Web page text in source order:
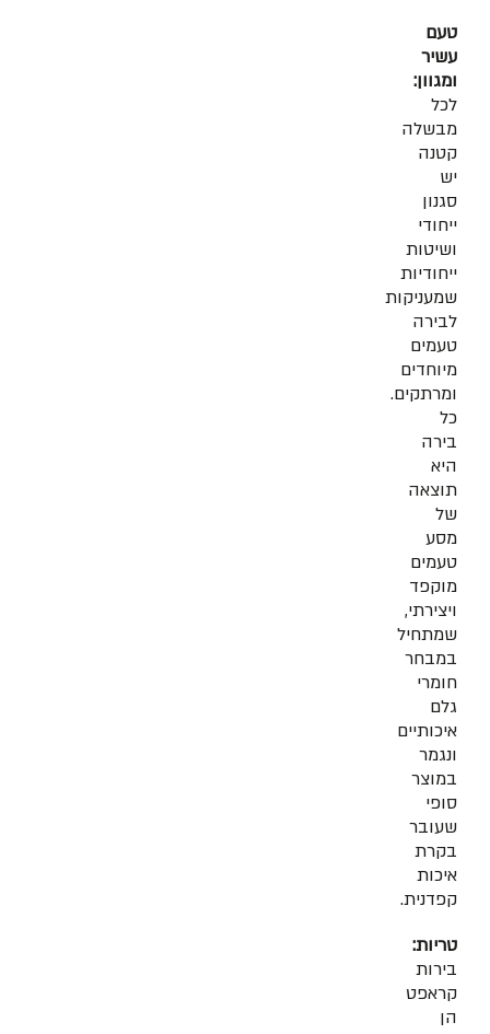
טעם
עשיר
ומגוון:
לכל
מבשלה
קטנה
יש
סגנון
ייחודי
ושיטות
ייחודיות
שמעניקות
לבירה
טעמים
מיוחדים
ומרתקים.
כל
בירה
היא
תוצאה
של
מסע
טעמים
מוקפד
ויצירתי,
שמתחיל
במבחר
חומרי
גלם
איכותיים
ונגמר
במוצר
סופי
שעובר
בקרת
איכות
קפדנית.
טריות:
בירות
קראפט
הן